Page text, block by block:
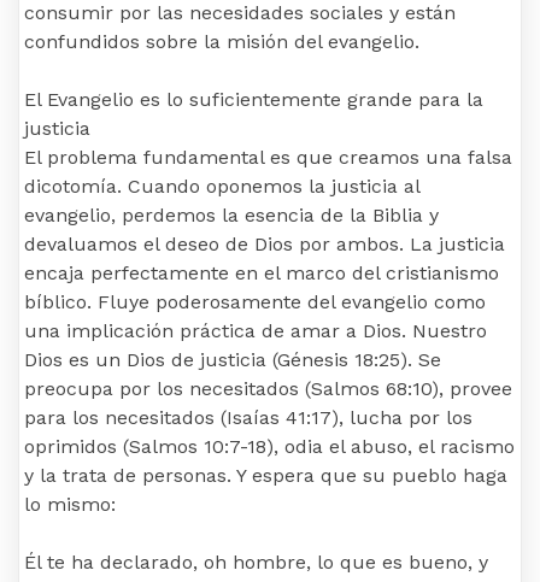
consumir por las necesidades sociales y están
confundidos sobre la misión del evangelio.
El Evangelio es lo suficientemente grande para la
justicia
El problema fundamental es que creamos una falsa
dicotomía. Cuando oponemos la justicia al
evangelio, perdemos la esencia de la Biblia y
devaluamos el deseo de Dios por ambos. La justicia
encaja perfectamente en el marco del cristianismo
bíblico. Fluye poderosamente del evangelio como
una implicación práctica de amar a Dios. Nuestro
Dios es un Dios de justicia (Génesis 18:25). Se
preocupa por los necesitados (Salmos 68:10), provee
para los necesitados (Isaías 41:17), lucha por los
oprimidos (Salmos 10:7-18), odia el abuso, el racismo
y la trata de personas. Y espera que su pueblo haga
lo mismo:
Él te ha declarado, oh hombre, lo que es bueno, y